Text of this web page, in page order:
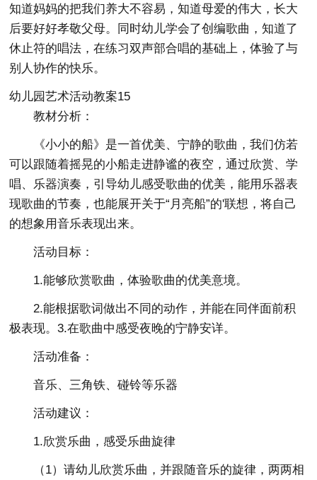
知道妈妈的把我们养大不容易，知道母爱的伟大，长大
后要好好孝敬父母。同时幼儿学会了创编歌曲，知道了
休止符的唱法，在练习双声部合唱的基础上，体验了与
别人协作的快乐。
幼儿园艺术活动教案15
教材分析：
《小小的船》是一首优美、宁静的歌曲，我们仿若
可以跟随着摇晃的小船走进静谧的夜空，通过欣赏、学
唱、乐器演奏，引导幼儿感受歌曲的优美，能用乐器表
现歌曲的节奏，也能展开关于“月亮船”的'联想，将自己
的想象用音乐表现出来。
活动目标：
1.能够欣赏歌曲，体验歌曲的优美意境。
2.能根据歌词做出不同的动作，并能在同伴面前积
极表现。3.在歌曲中感受夜晚的宁静安详。
活动准备：
音乐、三角铁、碰铃等乐器
活动建议：
1.欣赏乐曲，感受乐曲旋律
（1）请幼儿欣赏乐曲，并跟随音乐的旋律，两两相